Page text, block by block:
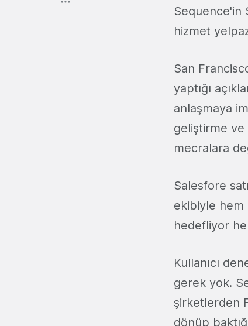
Sequence'in
hizmet
San
yaptığı
anlaşmaya
geliştirme ve
mecralara
Salesfore
ekibiyle hem
hedefliyor
Kullanıcı
gerek yok.
şirketlerden
dönüp